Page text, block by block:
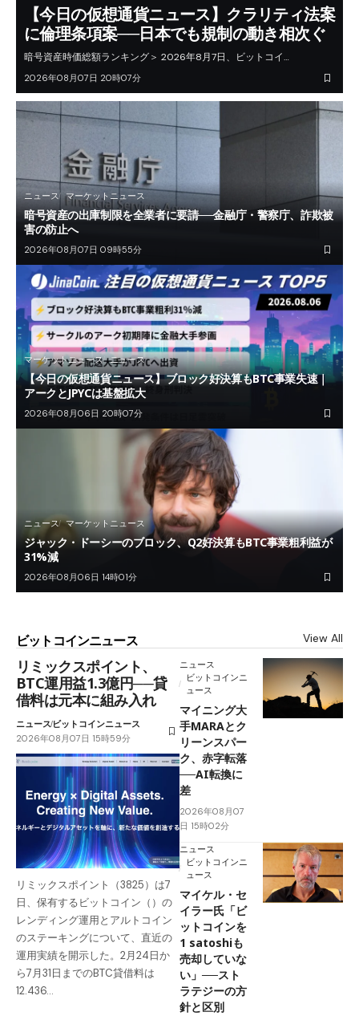
【今日の仮想通貨ニュース】クラリティ法案
に倫理条項案──日本でも規制の動き相次ぐ
暗号資産時価総額ランキング＞ 2026年8月7日、ビットコイ…
2026年08月07日 20時07分
ニュース マーケットニュース
暗号資産の出庫制限を全業者に要請──金融庁・警察庁、詐欺被
害の防止へ
2026年08月07日 09時55分
マーケットニュース ニュース
【今日の仮想通貨ニュース】ブロック好決算もBTC事業失速｜
アークとJPYCは基盤拡大
2026年08月06日 20時07分
ニュース マーケットニュース
ジャック・ドーシーのブロック、Q2好決算もBTC事業粗利益が
31%減
2026年08月06日 14時01分
ビットコインニュース View All
リミックスポイント、
BTC運用益1.3億円──貸
借料は元本に組み入れ
ニュースビットコインニュース
2026年08月07日 15時59分
リミックスポイント（3825）は7
日、保有するビットコイン（）の
レンディング運用とアルトコイン
のステーキングについて、直近の
運用実績を開示した。2月24日か
ら7月31日までのBTC貸借料は
12.436…
ニュース
ビットコインニ
ュース
マイニング大
手MARAとク
リーンスパー
ク、赤字転落
──AI転換に
差
2026年08月07
日 15時02分
ニュース
ビットコインニ
ュース
マイケル・セ
イラー氏「ビ
ットコインを
1 satoshiも
売却していな
い」──スト
ラテジーの方
針と区別